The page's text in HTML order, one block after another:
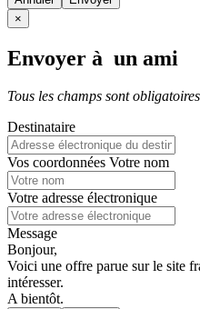
×
Envoyer à un ami
Tous les champs sont obligatoires
Destinataire
Vos coordonnées Votre nom
Votre adresse électronique
Message
Bonjour,
Voici une offre parue sur le site
intéresser.
A bientôt.